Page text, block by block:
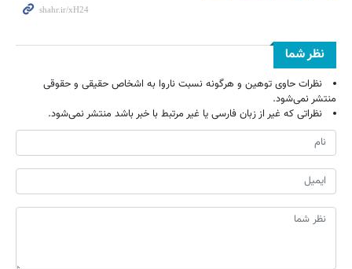
نظر شما
نظرات حاوی توهین و هرگونه نسبت ناروا به اشخاص حقیقی و حقوقی
منتشر نمی‌شود.
نظراتی که غیر از زبان فارسی یا غیر مرتبط با خبر باشد منتشر نمی‌شود.